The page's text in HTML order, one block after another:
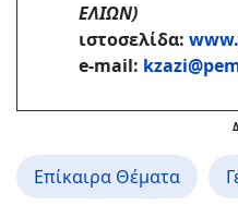
ΕΛΙΩΝ)
ιστοσελίδα:
e-mail:
Επίκαιρα Θέματα